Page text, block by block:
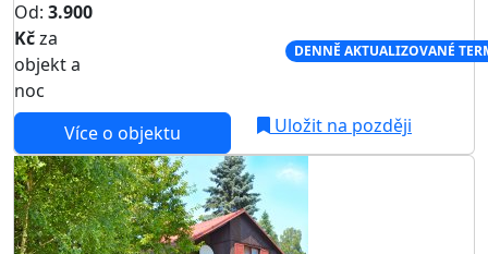
Od: 3.900
Kčza
objekt a
noc
DENNĚ AKTUALIZOVANÉ
Více o objektu Uložit na později